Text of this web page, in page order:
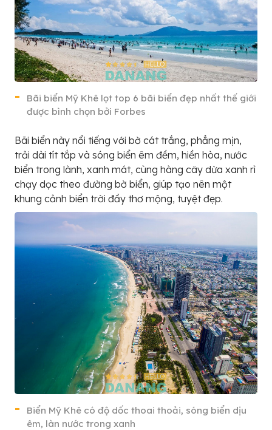
Bãi biển Mỹ Khê lọt top 6 bãi biển đẹp nhất thế giới
được bình chọn bởi Forbes
Bãi biển này nổi tiếng với bờ cát trắng, phẳng mịn,
trải dài tít tắp và sóng biển êm đềm, hiền hòa, nước
biển trong lành, xanh mát, cùng hàng cây dừa xanh rì
chạy dọc theo đường bờ biển, giúp tạo nên một
khung cảnh biển trời đầy thơ mộng, tuyệt đẹp.
Biển Mỹ Khê có độ dốc thoai thoải, sóng biển dịu
êm, làn nước trong xanh